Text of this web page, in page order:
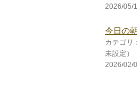
2026/05/
今日の
カテゴリ
未設定）
2026/02/